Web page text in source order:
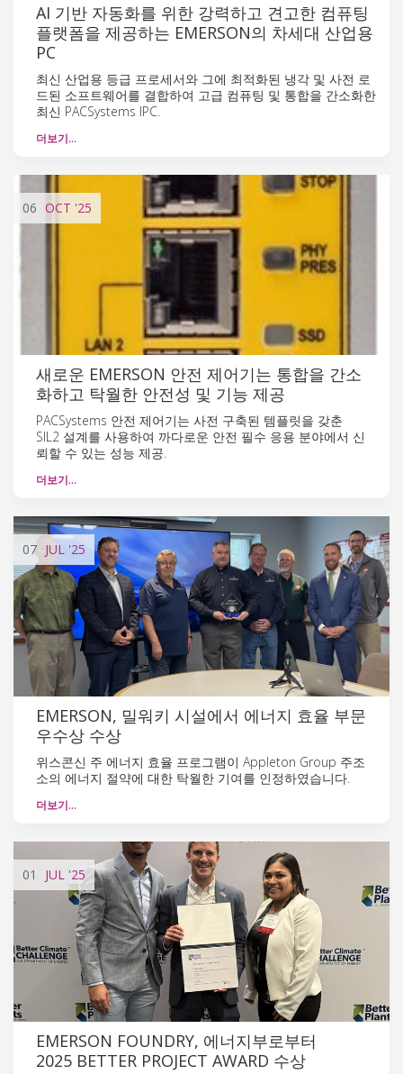
AI 기반 자동화를 위한 강력하고 견고한 컴퓨팅
플랫폼을 제공하는 EMERSON의 차세대 산업용
PC
최신 산업용 등급 프로세서와 그에 최적화된 냉각 및 사전 로
드된 소프트웨어를 결합하여 고급 컴퓨팅 및 통합을 간소화한
최신 PACSystems IPC.
더보기…
06 OCT '25
새로운 EMERSON 안전 제어기는 통합을 간소
화하고 탁월한 안전성 및 기능 제공
PACSystems 안전 제어기는 사전 구축된 템플릿을 갖춘
SIL2 설계를 사용하여 까다로운 안전 필수 응용 분야에서 신
뢰할 수 있는 성능 제공.
더보기…
07 JUL '25
EMERSON, 밀워키 시설에서 에너지 효율 부문
우수상 수상
위스콘신 주 에너지 효율 프로그램이 Appleton Group 주조
소의 에너지 절약에 대한 탁월한 기여를 인정하였습니다.
더보기…
01 JUL '25
EMERSON FOUNDRY, 에너지부로부터
2025 BETTER PROJECT AWARD 수상